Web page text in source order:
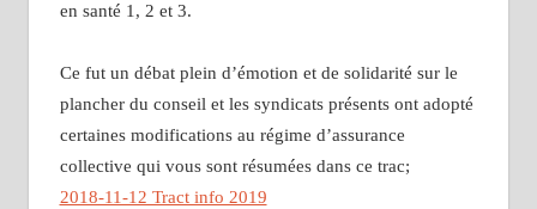
en santé 1, 2 et 3.
Ce fut un débat plein d’émotion et de solidarité sur le
plancher du conseil et les syndicats présents ont adopté
certaines modifications au régime d’assurance
collective qui vous sont résumées dans ce trac;
2018-11-12 Tract info 2019